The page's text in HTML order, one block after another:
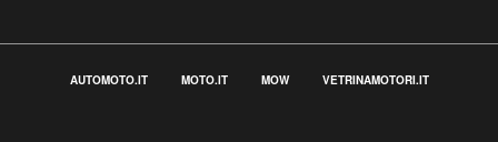
AUTOMOTO.IT MOTO.IT MOW VETRINAMOTORI.IT